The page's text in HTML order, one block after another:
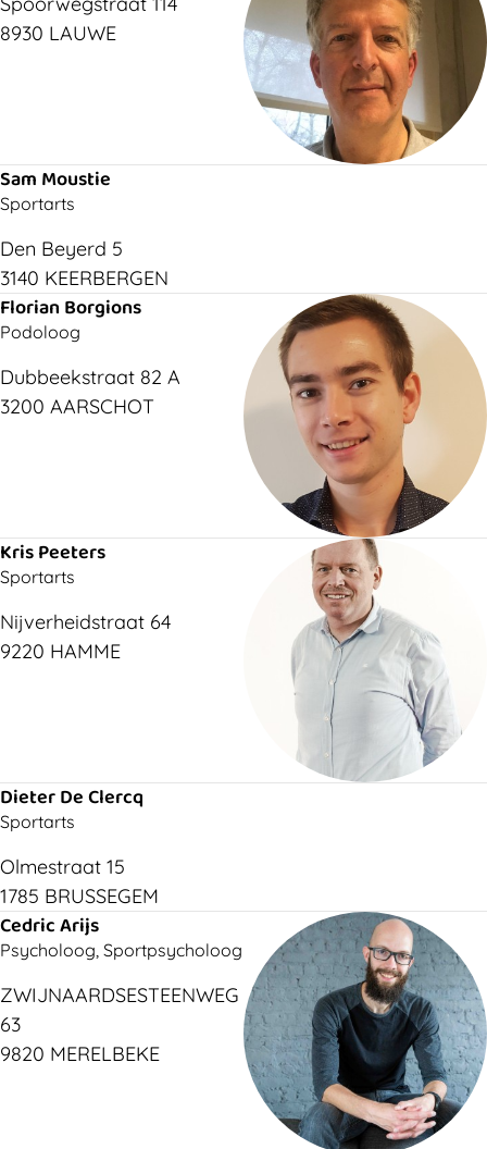
8930 LAUWE
Sam Moustie
Sportarts
Den Beyerd 5
3140 KEERBERGEN
Florian Borgions
Podoloog
Dubbeekstraat 82 A
3200 AARSCHOT
Kris Peeters
Sportarts
Nijverheidstraat 64
9220 HAMME
Dieter De Clercq
Sportarts
Olmestraat 15
1785 BRUSSEGEM
Cedric Arijs
Psycholoog, Sportpsycholoog
ZWIJNAARDSESTEENWEG
63
9820 MERELBEKE